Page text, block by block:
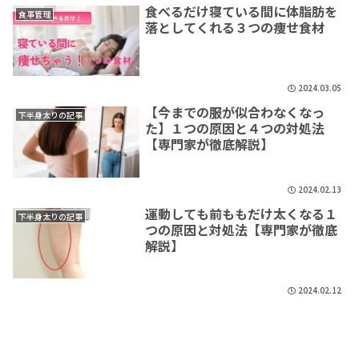
食事管理
食べるだけ寝ている間に体脂肪を
落としてくれる３つの痩せ食材
2024.03.05
下半身太りの記事
【今までの服が似合わなくなっ
た】１つの原因と４つの対処法
【専門家が徹底解説】
2024.02.13
下半身太りの記事
運動しても前ももだけ太くなる１
つの原因と対処法【専門家が徹底
解説】
2024.02.12